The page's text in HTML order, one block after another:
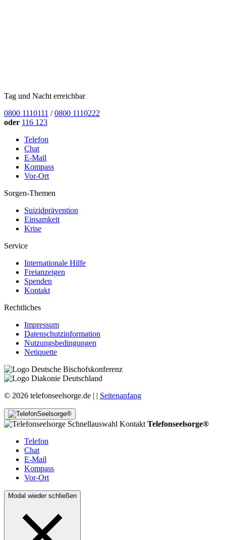
Tag und Nacht erreichbar
0800 1110111 /0800 1110222
oder 116 123
Telefon
Chat
E-Mail
Kompass
Vor-Ort
Sorgen-Themen
Suizidprävention
Einsamkeit
Krise
Service
Internationale Hilfe
Freianzeigen
Spenden
Kontakt
Rechtliches
Impressum
Datenschutzinformation
Nutzungsbedingungen
Netiquette
© 2026 telefonseelsorge.de | | Seitenanfang
Telefonseelsorge®
Telefon
Chat
E-Mail
Kompass
Vor-Ort
Modal wieder schließen